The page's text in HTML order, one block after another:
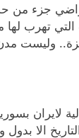
جزء
التي تهرب
وليست
لايران
الا